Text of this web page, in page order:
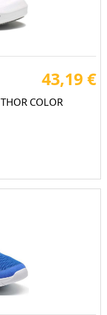
43,19 €
COLOR